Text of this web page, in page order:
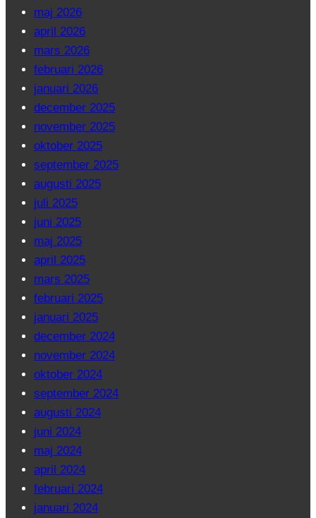
maj 2026
april 2026
mars 2026
februari 2026
januari 2026
december 2025
november 2025
oktober 2025
september 2025
augusti 2025
juli 2025
juni 2025
maj 2025
april 2025
mars 2025
februari 2025
januari 2025
december 2024
november 2024
oktober 2024
september 2024
augusti 2024
juni 2024
maj 2024
april 2024
februari 2024
januari 2024